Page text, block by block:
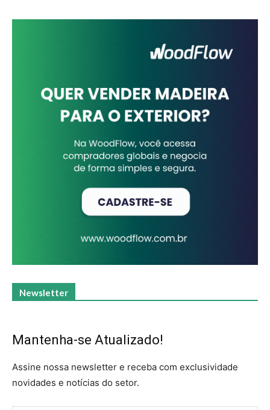
Newsletter
Mantenha-se Atualizado!
Assine nossa newsletter e receba com exclusividade
novidades e notícias do setor.